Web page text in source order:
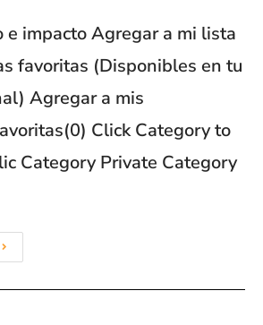
e impacto Agregar a mi lista
favoritas (Disponibles en tu
Agregar a mis
Click Category to
Category Private Category